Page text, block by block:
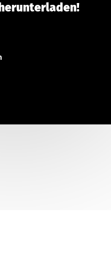
herunterladen!